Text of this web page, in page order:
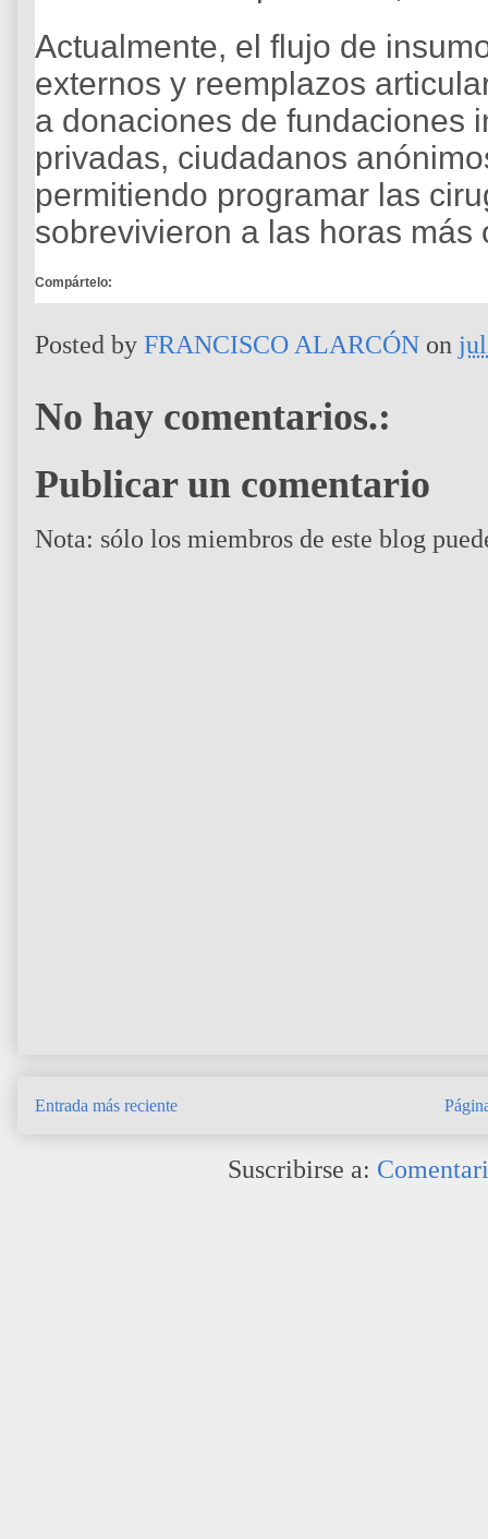
Actualmente, el flujo de
externos y reemplazos
a donaciones de fundaciones
privadas, ciudadanos
permitiendo programar las
sobrevivieron a las horas más
Compártelo:
Posted by FRANCISCO ALARCÓN on
No hay comentarios.:
Publicar un comentario
Nota: sólo los miembros de este blog
Entrada más reciente
Suscribirse a: